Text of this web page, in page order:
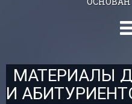
МАТЕРИАЛЫ
И